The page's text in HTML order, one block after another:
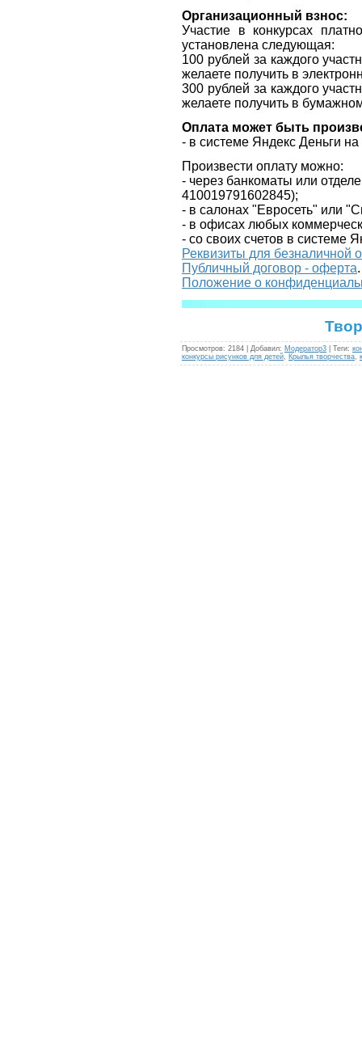
Организационный взнос:
Участие в конкурсах
установлена следующая:
100 рублей за каждого
желаете получить в
300 рублей за каждого
желаете получить в
Оплата может быть
- в системе Яндекс Деньги
Произвести оплату можно:
- через банкоматы или
410019791602845);
- в салонах "Евросеть" или
- в офисах любых
- со своих счетов в системе
Реквизиты для безналичной
Публичный договор - оферта.
Положение о
Просмотров: 2184 Добавил: Модератор3 Теги:
конкурсы рисунков для детей
Крылья творчества